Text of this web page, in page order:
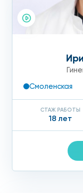
Смоленская
СТАЖ РАБОТЫ
18 лет